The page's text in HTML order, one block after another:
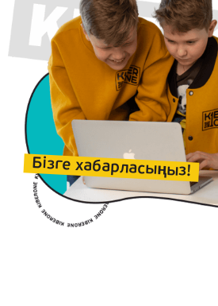
Бізге хабарласыңыз!